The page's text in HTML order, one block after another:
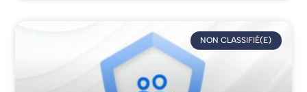
NON CLASSIFIÉ(E)